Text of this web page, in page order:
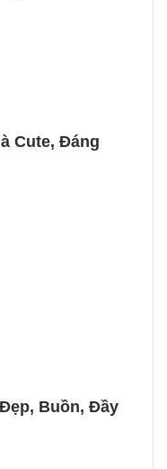
Cute, Đáng
Buồn, Đầy